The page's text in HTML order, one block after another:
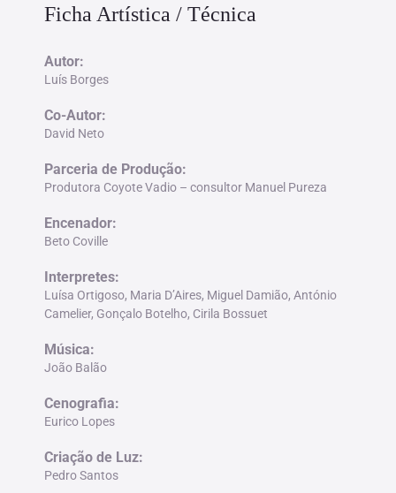
Ficha Artística / Técnica
Autor:
Luís Borges
Co-Autor:
David Neto
Parceria de Produção:
Produtora Coyote Vadio – consultor Manuel Pureza
Encenador:
Beto Coville
Interpretes:
Luísa Ortigoso, Maria D’Aires, Miguel Damião, António
Camelier, Gonçalo Botelho, Cirila Bossuet
Música:
João Balão
Cenografia:
Eurico Lopes
Criação de Luz:
Pedro Santos